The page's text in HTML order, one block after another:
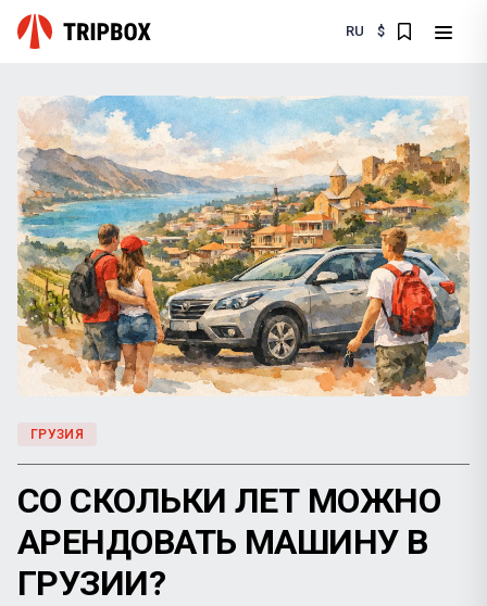
RU $
ГРУЗИЯ
СО СКОЛЬКИ ЛЕТ МОЖНО
АРЕНДОВАТЬ МАШИНУ В
ГРУЗИИ?